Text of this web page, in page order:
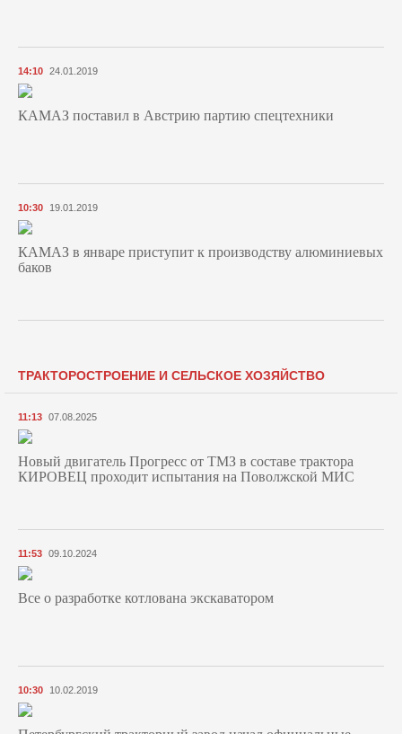
14:10 24.01.2019
КАМАЗ поставил в Австрию партию спецтехники
10:30 19.01.2019
КАМАЗ в январе приступит к производству алюминиевых
баков
ТРАКТОРОСТРОЕНИЕ И СЕЛЬСКОЕ ХОЗЯЙСТВО
11:13 07.08.2025
Новый двигатель Прогресс от ТМЗ в составе трактора
КИРОВЕЦ проходит испытания на Поволжской МИС
11:53 09.10.2024
Все о разработке котлована экскаватором
10:30 10.02.2019